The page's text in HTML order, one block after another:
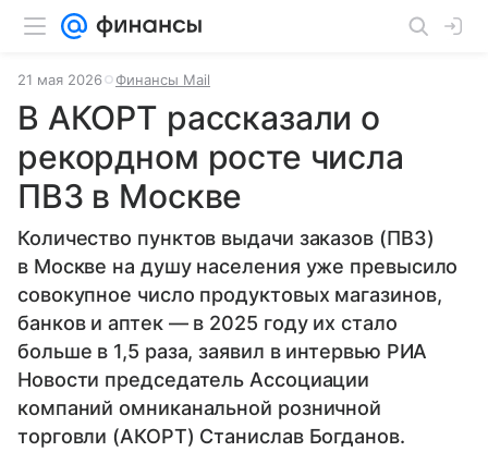
21 мая 2026 Финансы Mail
В АКОРТ рассказали о
рекордном росте числа
ПВЗ в Москве
Количество пунктов выдачи заказов (ПВЗ)
в Москве на душу населения уже превысило
совокупное число продуктовых магазинов,
банков и аптек — в 2025 году их стало
больше в 1,5 раза, заявил в интервью РИА
Новости председатель Ассоциации
компаний омниканальной розничной
торговли (АКОРТ) Станислав Богданов.